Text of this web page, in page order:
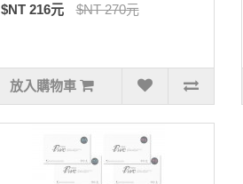
$NT 216元 $NT 270元
放入購物車